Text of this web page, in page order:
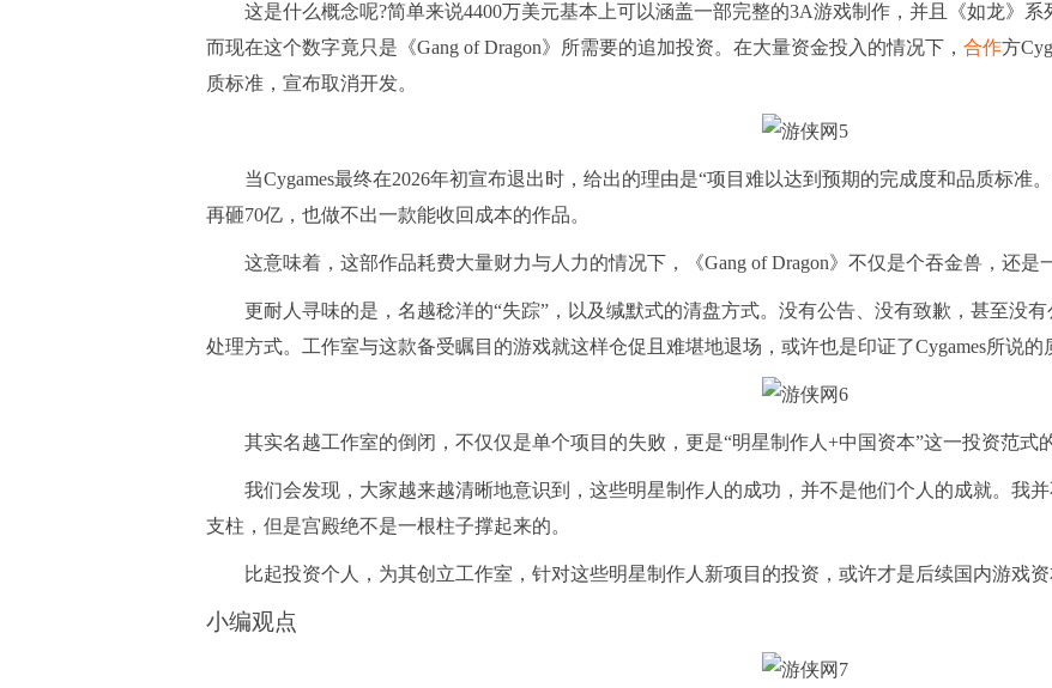
这是什么概念呢?简单来说4400万美元基本上可以涵盖一部完整的3A游戏制作，并且《如龙》系
而现在这个数字竟只是《Gang of Dragon》所需要的追加投资。在大量资金投入的情况下， 合作方
质标准，宣布取消开发。
当Cygames最终在2026年初宣布退出时，给出的理由是“项目难以达到预期的完成度和品质标准。
再砸70亿，也做不出一款能收回成本的作品。
这意味着，这部作品耗费大量财力与人力的情况下，《Gang of Dragon》不仅是个吞金兽，还是一
更耐人寻味的是，名越稔洋的“失踪”，以及缄默式的清盘方式。没有公告、没有致歉，甚至没有
处理方式。工作室与这款备受瞩目的游戏就这样仓促且难堪地退场，或许也是印证了Cygames所说的
其实名越工作室的倒闭，不仅仅是单个项目的失败，更是“明星制作人+中国资本”这一投资范式的
我们会发现，大家越来越清晰地意识到，这些明星制作人的成功，并不是他们个人的成就。我
支柱，但是宫殿绝不是一根柱子撑起来的。
比起投资个人，为其创立工作室，针对这些明星制作人新项目的投资，或许才是后续国内游戏资
小编观点